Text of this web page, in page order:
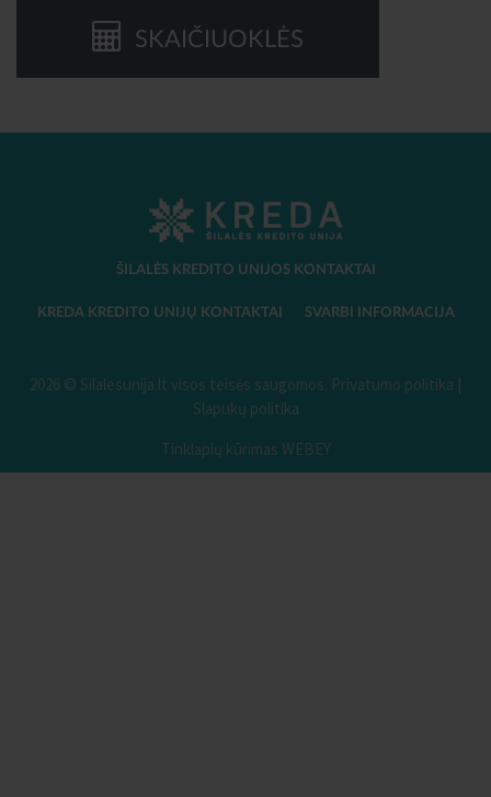
SKAIČIUOKLĖS
ŠILALĖS KREDITO UNIJOS KONTAKTAI
KREDA KREDITO UNIJŲ KONTAKTAI SVARBI INFORMACIJA
2026 © Silalesunija.lt visos teisės saugomos. Privatumo politika |
Slapukų politika
Tinklapių kūrimas WEBEY